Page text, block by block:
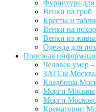
Фурнитура для
Венки на гроб
Кресты и
Венки на
Венки из
Одежда для
Полезная
Человек умер –
ЗАГСы
Кладбища
Морги Москвы
Морги
Крематории